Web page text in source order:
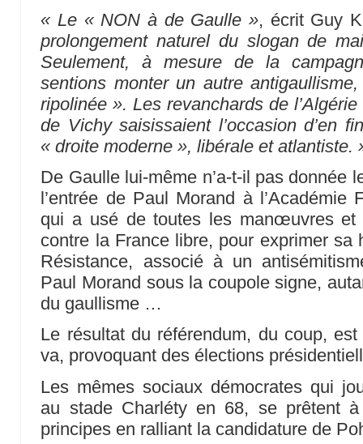
« Le « NON à de Gaulle », écrit Guy
prolongement naturel du slogan de
Seulement, à mesure de la
sentions monter un autre
ripolinée ». Les revanchards de
de Vichy saisissaient l’occasion d’en
« droite moderne », libérale et atlantiste.
De Gaulle lui-même n’a-t-il pas donnée
l’entrée de Paul Morand à l’Académie
qui a usé de toutes les manœuvres et
contre la France libre, pour exprimer sa
Résistance, associé à un
Paul Morand sous la coupole signe,
du gaullisme …
Le résultat du référendum, du coup,
va, provoquant des élections
Les mêmes sociaux démocrates qui
au stade Charléty en 68, se prêtent
principes en ralliant la candidature de